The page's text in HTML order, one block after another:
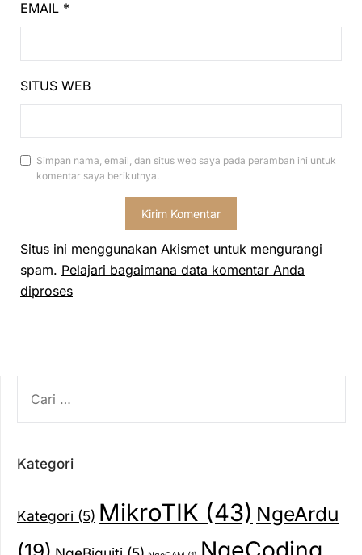
EMAIL *
SITUS WEB
Simpan nama, email, dan situs web saya pada peramban ini untuk
komentar saya berikutnya.
Situs ini menggunakan Akismet untuk mengurangi
spam. Pelajari bagaimana data komentar Anda
diproses
UNTUK:
Kategori
Kategori (5) MikroTIK (43) NgeArdu